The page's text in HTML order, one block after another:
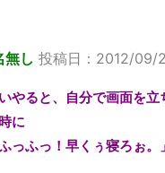
無し 投稿日：2012/09/
やると、自分で画面を立
に
っふっ！早くぅ寝ろぉ。」